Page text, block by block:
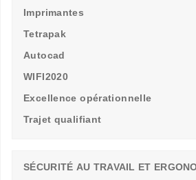
Imprimantes
Tetrapak
Autocad
WIFI2020
Excellence opérationnelle
Trajet qualifiant
SÉCURITÉ AU TRAVAIL ET